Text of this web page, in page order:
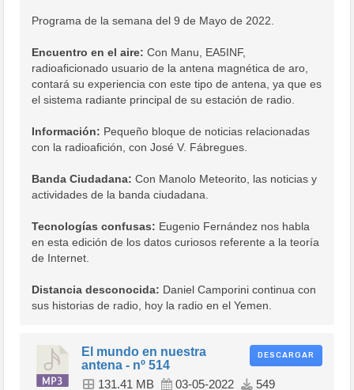
Programa de la semana del 9 de Mayo de 2022.
Encuentro en el aire: Con Manu, EA5INF,
radioaficionado usuario de la antena magnética de aro,
contará su experiencia con este tipo de antena, ya que es
el sistema radiante principal de su estación de radio.
Información: Pequeño bloque de noticias relacionadas
con la radioafición, con José V. Fábregues.
Banda Ciudadana: Con Manolo Meteorito, las noticias y
actividades de la banda ciudadana.
Tecnologías confusas: Eugenio Fernández nos habla
en esta edición de los datos curiosos referente a la teoría
de Internet.
Distancia desconocida: Daniel Camporini continua con
sus historias de radio, hoy la radio en el Yemen.
DESCARGAR
El mundo en nuestra
antena - nº 514
131.41 MB 03-05-2022
549